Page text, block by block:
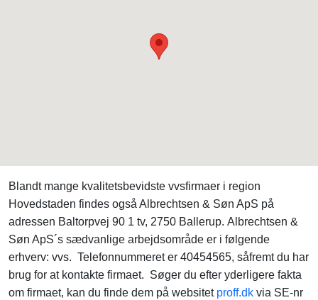
Blandt mange kvalitetsbevidste vvsfirmaer i region
Hovedstaden findes også Albrechtsen & Søn ApS på
adressen Baltorpvej 90 1 tv, 2750 Ballerup. Albrechtsen &
Søn ApS´s sædvanlige arbejdsområde er i følgende
erhverv: vvs. Telefonnummeret er 40454565, såfremt du har
brug for at kontakte firmaet. Søger du efter yderligere fakta
om firmaet, kan du finde dem på websitet proff.dk via SE-nr